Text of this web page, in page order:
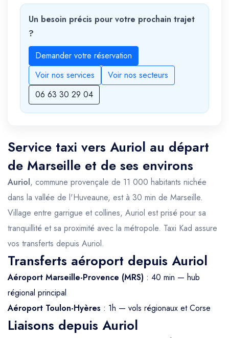
Un besoin précis pour votre prochain trajet
?
Demander votre réservation
Voir nos services
Voir nos secteurs
06 63 30 29 04
Service taxi vers Auriol au départ
de Marseille et de ses environs
Auriol, commune provençale de 11 000 habitants nichée
dans la vallée de l'Huveaune, est à 30 min de Marseille.
Village entre garrigue et collines, Auriol est prisé pour sa
tranquillité et sa proximité avec la métropole. Taxi Kad assure
vos transferts depuis Auriol.
Transferts aéroport depuis Auriol
Aéroport Marseille-Provence (MRS) : 40 min — hub
régional principal
Aéroport Toulon-Hyères : 1h — vols régionaux et Corse
Liaisons depuis Auriol